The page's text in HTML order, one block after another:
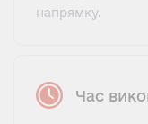
напрямку.
Час